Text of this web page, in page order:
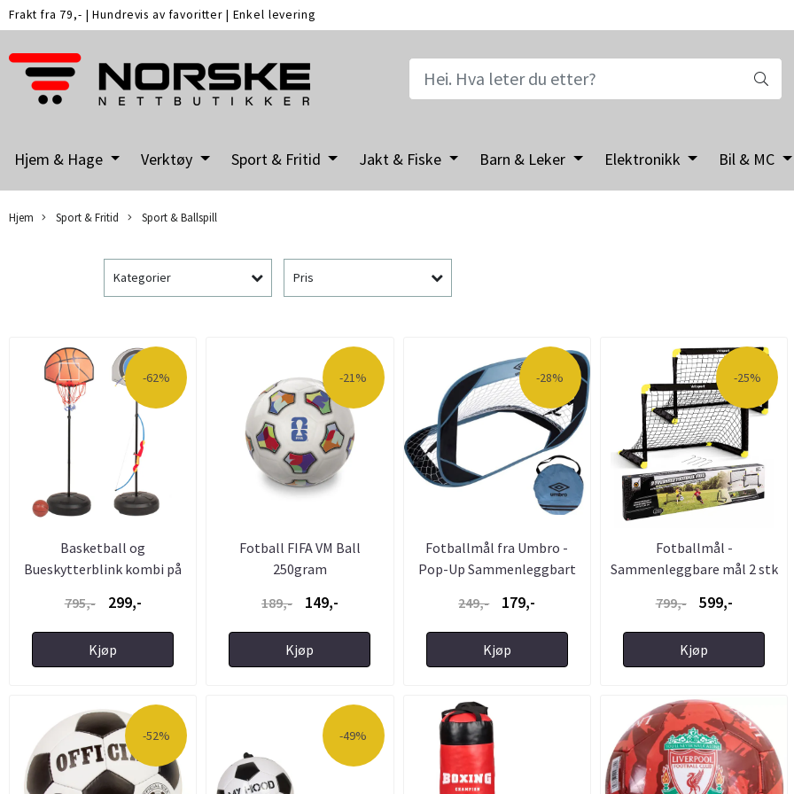
Frakt fra 79,- |Hundrevis av favoritter | Enkel levering
Hjem & Hage Verktøy Sport & Fritid Jakt & Fiske Barn & Leker Elektronikk Bil & MC
Hjem Sport & Fritid Sport & Ballspill
Kategorier Pris
-62%
Basketball og
Bueskytterblink kombi på
795,- 299,-
Kjøp
-21%
Fotball FIFA VM Ball
250gram
189,-
149,-
Kjøp
-28%
Fotballmål fra Umbro -
Pop-Up Sammenleggbart
249,- 179,-
Kjøp
-25%
Fotballmål -
Sammenleggbare mål 2 stk
799,- 599,-
Kjøp
-52% -49%